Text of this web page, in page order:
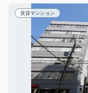
賃貸マンション